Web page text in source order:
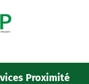
Proximité